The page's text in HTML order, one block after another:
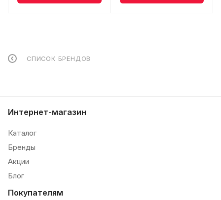
СПИСОК БРЕНДОВ
Интернет-магазин
Каталог
Бренды
Акции
Блог
Покупателям